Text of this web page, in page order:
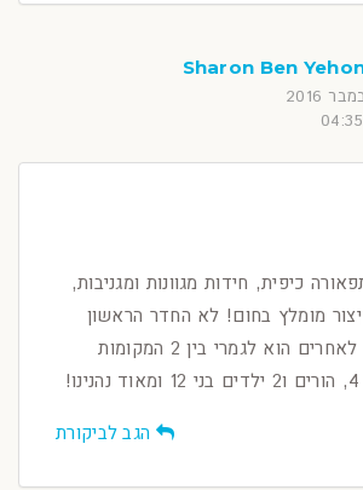
Sharon Ben
כיפית, חידות מגוונות ומגניבות,
מומלץ בחום! לא החדר הראשון
שלנו, ובהשוואה לאחרים הוא לגמרי בין 2 המקומות
הגב לביקורת